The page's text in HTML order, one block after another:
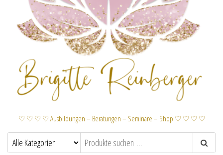
♡ ♡ ♡ ♡ Ausbildungen – Beratungen – Seminare – Shop ♡ ♡ ♡ ♡